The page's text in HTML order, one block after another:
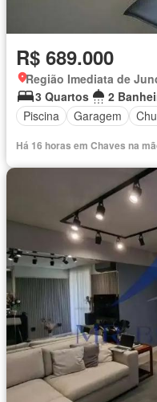
R$ 689.000
Região Imediata de
3 Quartos
2
Piscina
Garagem
Há 16 horas em Chaves na